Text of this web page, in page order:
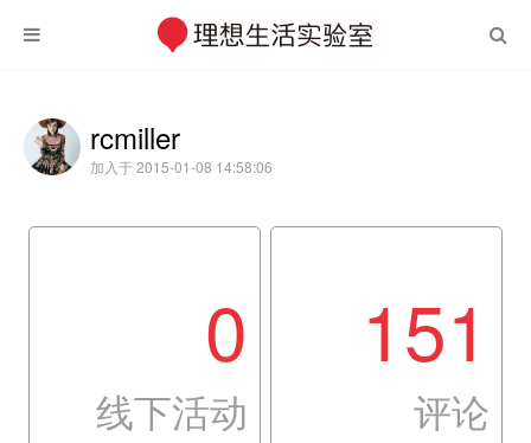
rcmiller
加入于 2015-01-08 14:58:06
0
线下活动
151
评论